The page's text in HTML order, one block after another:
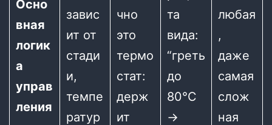
Осно
вная
логик
а
управ
ления
завис
ит от
стади
и,
темпе
ратур
чно
это
термо
стат:
держ
ит
та
вида:
“греть
до
80°С
->
любая
,
даже
самая
слож
ная